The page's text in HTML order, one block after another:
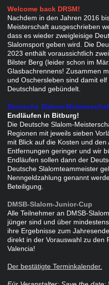
Welcome back DRSM!
Nachdem in den Jahren 2016
Meisterschaft ausgeschrieben
dass es wieder zweigleisige
Slalomsport geben wird. Die
2023 enthält voraussichtlich
Bilster Berg (leider schon im
Glasbachrennens! Zusammen
und Oschersleben sind damit
Deutschland gebündelt.
Deutsche Slalom-
Endläufen in Bitburg!
Die Deutsche Slalom-
Regionen mit jeweils sieben
mit Blick auf die Kosten und
Entfernungen geringer und wir
Endläufen sollen dann der
Deutsche Slalomteammeister
Nenngeldzahlung genannt
Beteiligung.
DMSB-Slalom-Junior-Cup
Alle Teilnehmer an DMSB-
jünger sind und über
ihre Ergebnisse zum
direkt in der Vorauswahl zu den
Valencia!
Der bestätigte Terminkalender.